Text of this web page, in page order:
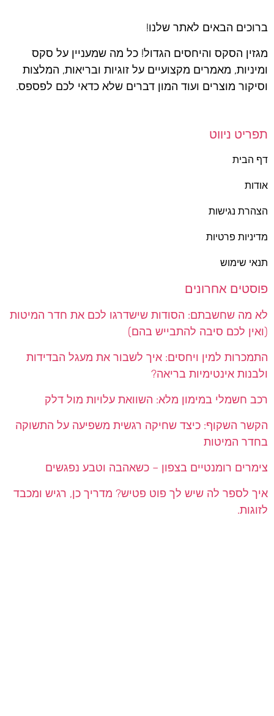
ברוכים הבאים לאתר שלנו!
מגזין הסקס והיחסים הגדול! כל מה שמעניין על סקס
ומיניות, מאמרים מקצועיים על זוגיות ובריאות, המלצות
וסיקור מוצרים ועוד המון דברים שלא כדאי לכם לפספס.
תפריט ניווט
דף הבית
אודות
הצהרת נגישות
מדיניות פרטיות
תנאי שימוש
פוסטים אחרונים
לא מה שחשבתם: הסודות שישדרגו לכם את חדר המיטות
(ואין לכם סיבה להתבייש בהם)
התמכרות למין ויחסים: איך לשבור את מעגל הבדידות
ולבנות אינטימיות בריאה?
רכב חשמלי במימון מלא: השוואת עלויות מול דלק
הקשר השקוף: כיצד שחיקה רגשית משפיעה על התשוקה
בחדר המיטות
צימרים רומנטיים בצפון – כשאהבה וטבע נפגשים
איך לספר לה שיש לך פוט פטיש? מדריך כן, רגיש ומכבד
לזוגות.